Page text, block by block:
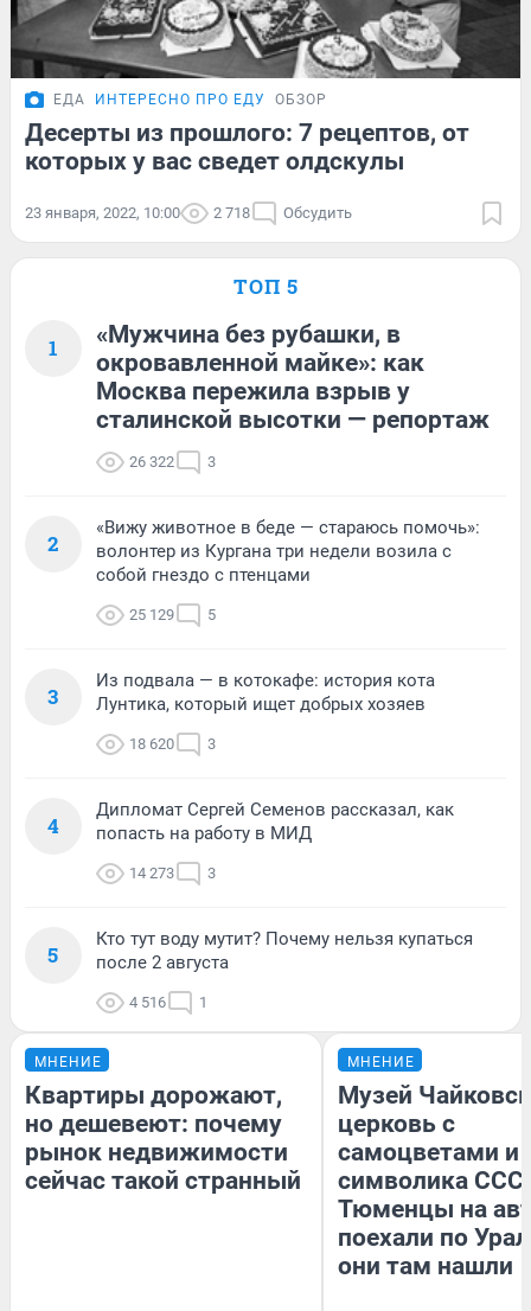
ЕДА ИНТЕРЕСНО ПРО ЕДУ ОБЗОР
Десерты из прошлого: 7 рецептов, от
которых у вас сведет олдскулы
23 января, 2022, 10:00 2 718 Обсудить
ТОП 5
1
«Мужчина без рубашки, в
окровавленной майке»: как
Москва пережила взрыв у
сталинской высотки — репортаж
26 322 3
2
«Вижу животное в беде — стараюсь помочь»:
волонтер из Кургана три недели возила с
собой гнездо с птенцами
25 129 5
3
Из подвала — в котокафе: история кота
Лунтика, который ищет добрых хозяев
18 620 3
4
Дипломат Сергей Семенов рассказал, как
попасть на работу в МИД
14 273 3
5
Кто тут воду мутит? Почему нельзя купаться
после 2 августа
4 516 1
МНЕНИЕ
Квартиры дорожают,
но дешевеют: почему
рынок недвижимости
сейчас такой странный
МНЕНИЕ
Музей
церковь с
самоцветами и
символика
Тюменцы на
поехали по
они там нашли